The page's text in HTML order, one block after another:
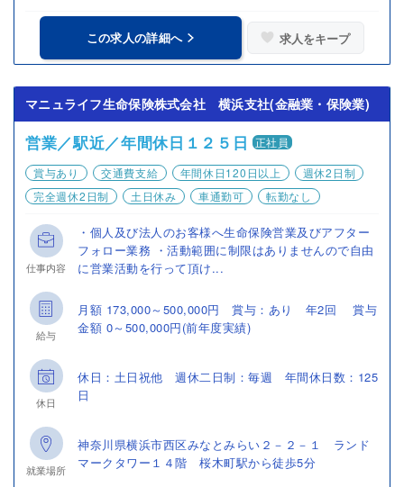
この求人の詳細へ 求人をキープ
マニュライフ生命保険株式会社 横浜支社(金融業・保険業)
営業／駅近／年間休日１２５日 正社員
賞与あり
交通費支給 年間休日120日以上
週休2日制
完全週休2日制
土日休み 車通勤可 転勤なし
仕事内容
・個人及び法人のお客様へ生命保険営業及びアフター
フォロー業務 ・活動範囲に制限はありませんので自由
に営業活動を行って頂け...
給与
月額 173,000～500,000円 賞与：あり 年2回 賞与
金額 0～500,000円(前年度実績)
休日
休日：土日祝他 週休二日制：毎週 年間休日数：125
日
就業場所
神奈川県横浜市西区みなとみらい２－２－１ ランド
マークタワー１４階 桜木町駅から徒歩5分